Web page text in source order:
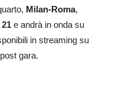
Milan-Roma,
e andrà in onda su
in streaming su
gara.